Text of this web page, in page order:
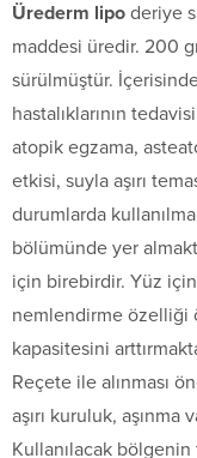
Ürederm lipo deriye
maddesi üredir. 200
sürülmüştür.
hastalıklarının
atopik egzama,
etkisi, suyla aşırı
durumlarda
bölümünde yer
için birebirdir. Yüz
nemlendirme özelliği
kapasitesini
Reçete ile alınması
aşırı kuruluk, aşınma
Kullanılacak